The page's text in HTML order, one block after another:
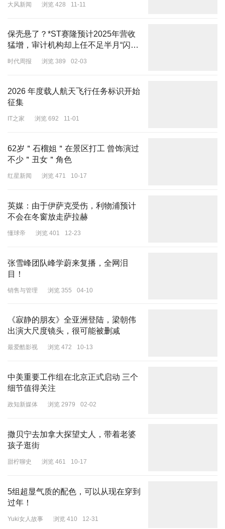
时髦永不过时的运动色彩“多巴胺配色”（桔/绿/蓝），跳脱亮眼，一
了。
或出格设计，却能随机组合，随心搭配，让时尚自成一派。
桔子酒店3.0员工工服，不仅在设计理念上打破了酒店业“制服风”传
消减了服装的性别、岗位特征，不仅减少了“班味”，上身也更加舒适
自在。
而细节之处更是融合了众多当下时尚潮流的设计元素，不显山露水，
比如个人非常喜欢的这件
衔接的特性让它成为了一件“跨越时空的时尚单品”。如今这一款自由
随性的“运动风”被桔子敏锐捕捉，用在了工服设计上，直接让本系列
时髦度爆表。
发布的机能风马甲吧？没错，就是被一博穿过的那件，版型宽松、色
次桔子酒店员工工服里也有一件亮眼的机能风马甲
百搭，时尚度马上next level。最爱它的口袋设计，造型感十足的同
时兼顾置物实用性，也很适合酒店工程师的工作场景。
大风新闻 浏览 428 11-11
保壳悬了？*ST赛隆预计2025年营收
猛增，审计机构却上任不足半月“闪
辞”
时代周报 浏览 389 02-03
2026 年度载人航天飞行任务标识开始
征集
IT之家 浏览 692 11-01
62岁＂石榴姐＂在景区打工 曾饰演过
不少＂丑女＂角色
红星新闻 浏览 471 10-17
英媒：由于伊萨克受伤，利物浦预计
不会在冬窗放走萨拉赫
懂球帝 浏览 401 12-23
张雪峰团队峰学蔚来复播，全网泪
目！
销售与管理 浏览 355 04-10
《寂静的朋友》全亚洲登陆，梁朝伟
出演大尺度镜头，很可能被删减
最爱酷影视 浏览 472 10-13
中美重要工作组在北京正式启动 三个
细节值得关注
政知新媒体 浏览 2979 02-02
撒贝宁去加拿大探望丈人，带着老婆
孩子逛街
甜柠聊史 浏览 461 10-17
5组超显气质的配色，可以从现在穿到
过年！
Yuki女人故事 浏览 410 12-31